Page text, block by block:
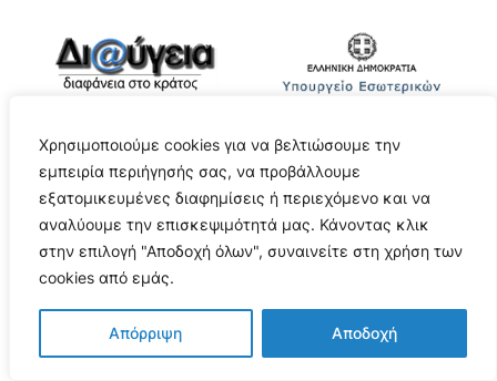
Χρησιμοποιούμε cookies για να βελτιώσουμε την
εμπειρία περιήγησής σας, να προβάλλουμε
εξατομικευμένες διαφημίσεις ή περιεχόμενο και να
αναλύουμε την επισκεψιμότητά μας. Κάνοντας κλικ
στην επιλογή "Αποδοχή όλων", συναινείτε στη χρήση των
cookies από εμάς.
Απόρριψη Αποδοχή